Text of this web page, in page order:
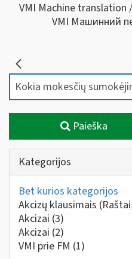
VMI Machine
VMI Машинний
Paieška
Kategorijos
Bet kurios kategorijos
Akcizų klausimais
Akcizai (3)
Akcizai (2)
VMI prie FM (1)